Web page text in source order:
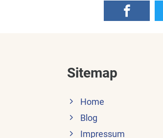
Sitemap
Home
Blog
Impressum